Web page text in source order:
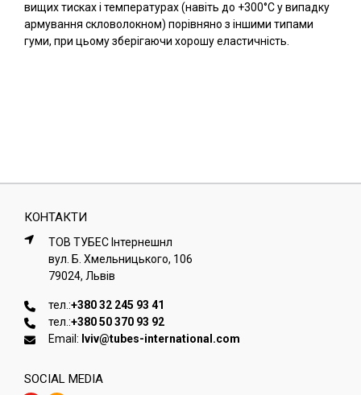
вищих тисках і температурах (навіть до +300°C у випадку
армування скловолокном) порівняно з іншими типами
гуми, при цьому зберігаючи хорошу еластичність.
КОНТАКТИ
ТОВ ТУБЕС Iнтернешнл
вул. Б. Хмельницького, 106
79024, Львiв
тел.:+380 32 245 93 41
тел.:+380 50 370 93 92
Email: lviv@tubes-international.com
SOCIAL MEDIA